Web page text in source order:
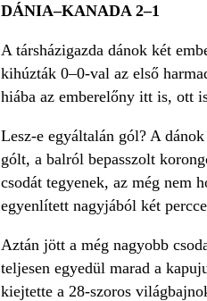
DÁNIA–KANADA 2–1
A társházigazda dánok két
kihúzták 0–0-val az első
hiába az emberelőny itt is, ott
Lesz-e egyáltalán gól? A
gólt, a balról bepasszolt
csodát tegyenek, az még nem
egyenlített nagyjából két
Aztán jött a még nagyobb
teljesen egyedül marad a
kiejtette a 28-szoros